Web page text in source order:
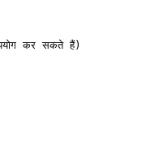
कर सकते हैं)